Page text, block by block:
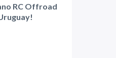
RC Offroad